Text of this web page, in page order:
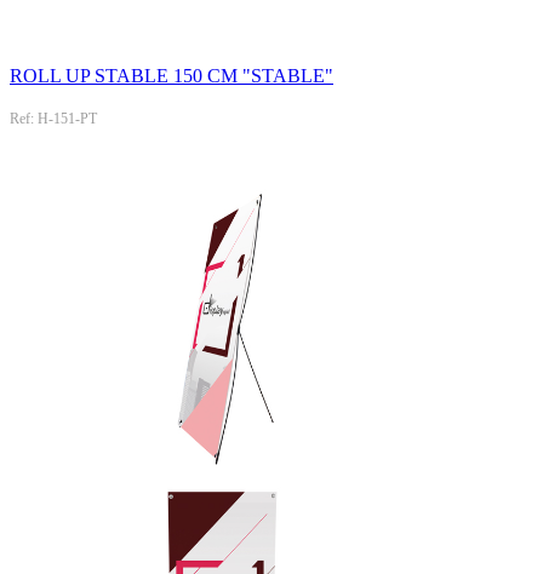
ROLL UP STABLE 150 CM "STABLE"
Ref: H-151-PT